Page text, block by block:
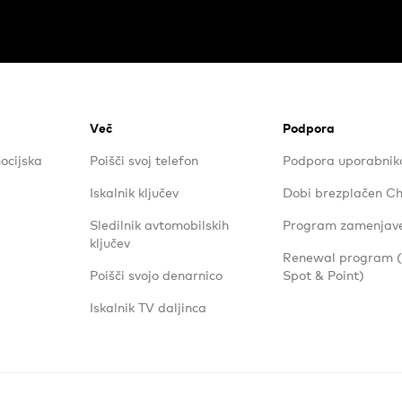
Več
Poišči svoj telefon
Iskalnik ključev
Sledilnik avtomobilskih
ključev
Poišči svojo denarnico
Iskalnik TV daljinca
Podpora
Podpora
Dobi brezplačen
Program
Renewal program
Spot & Point)